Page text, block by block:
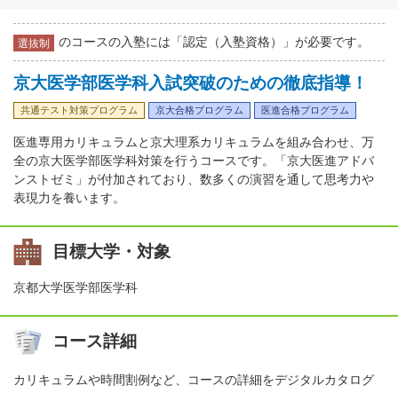
選抜制 のコースの入塾には「認定（入塾資格）」が必要です。
京大医学部医学科入試突破のための徹底指導！
共通テスト対策プログラム 京大合格プログラム 医進合格プログラム
医進専用カリキュラムと京大理系カリキュラムを組み合わせ、万
全の京大医学部医学科対策を行うコースです。「京大医進アドバ
ンストゼミ」が付加されており、数多くの演習を通して思考力や
表現力を養います。
目標大学・対象
京都大学医学部医学科
コース詳細
カリキュラムや時間割例など、コースの詳細をデジタルカタログ